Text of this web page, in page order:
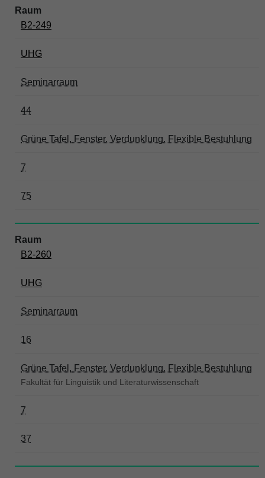
B2-249
UHG
Seminarraum
44
Grüne Tafel, Fenster, Verdunklung, Flexible Bestuhlung
7
75
B2-260
UHG
Seminarraum
16
Grüne Tafel, Fenster, Verdunklung, Flexible Bestuhlung
Fakultät für Linguistik und Literaturwissenschaft
7
37